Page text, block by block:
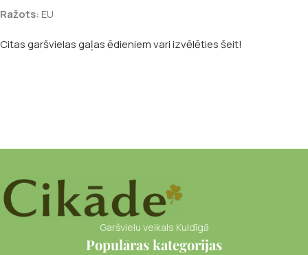
Ražots:EU
Citas garšvielas gaļas ēdieniem vari izvēlēties šeit!
Garšvielu veikals Kuldīgā
Populāras kategorijas